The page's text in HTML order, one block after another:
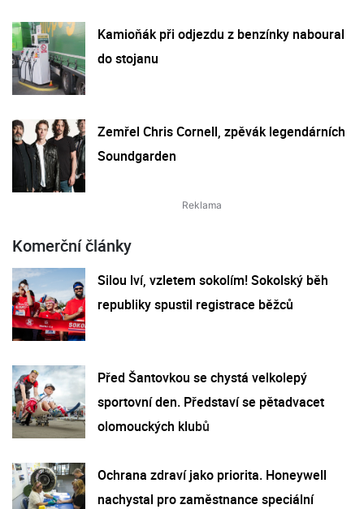
Kamioňák při odjezdu z benzínky naboural
do stojanu
Zemřel Chris Cornell, zpěvák legendárních
Soundgarden
Komerční články
Silou lví, vzletem sokolím! Sokolský běh
republiky spustil registrace běžců
Před Šantovkou se chystá velkolepý
sportovní den. Představí se pětadvacet
olomouckých klubů
Ochrana zdraví jako priorita. Honeywell
nachystal pro zaměstnance speciální